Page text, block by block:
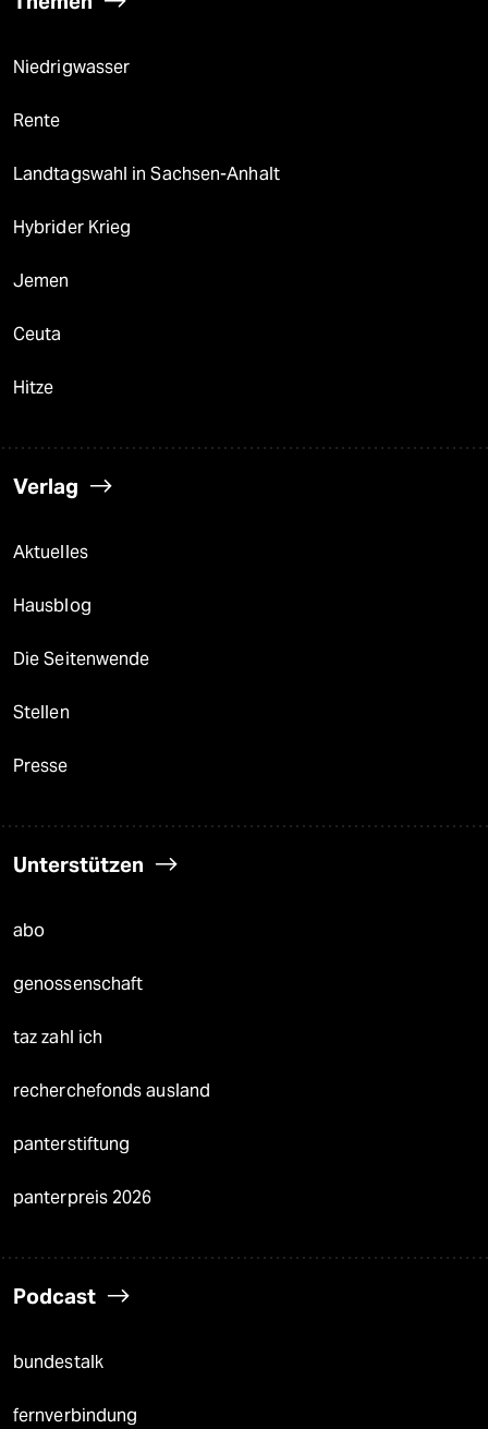
Niedrigwasser
Rente
Landtagswahl in Sachsen-Anhalt
Hybrider Krieg
Jemen
Ceuta
Hitze
Verlag
Aktuelles
Hausblog
Die Seitenwende
Stellen
Presse
Unterstützen
abo
genossenschaft
taz zahl ich
recherchefonds ausland
panterstiftung
panterpreis 2026
Podcast
bundestalk
fernverbindung